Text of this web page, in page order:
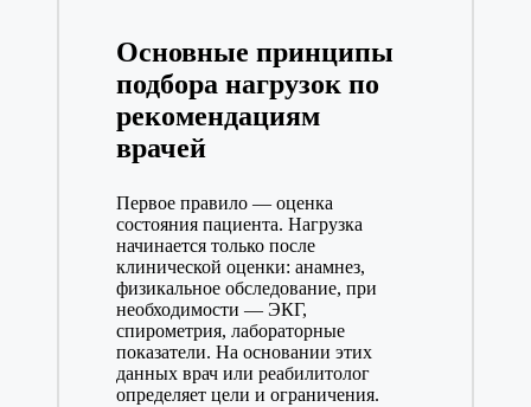
Основные принципы
подбора нагрузок по
рекомендациям
врачей
Первое правило — оценка
состояния пациента. Нагрузка
начинается только после
клинической оценки: анамнез,
физикальное обследование, при
необходимости — ЭКГ,
спирометрия, лабораторные
показатели. На основании этих
данных врач или реабилитолог
определяет цели и ограничения.